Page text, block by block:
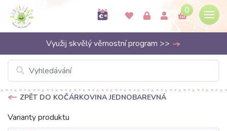
0
Využij skvělý věrnostní program >>
ZPĚT DO KOČÁRKOVINA JEDNOBAREVNÁ
Varianty produktu